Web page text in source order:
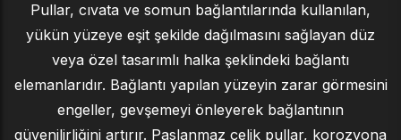
Pullar, cıvata ve somun bağlantılarında kullanılan,
yükün yüzeye eşit şekilde dağılmasını sağlayan düz
veya özel tasarımlı halka şeklindeki bağlantı
elemanlarıdır. Bağlantı yapılan yüzeyin zarar görmesini
engeller, gevşemeyi önleyerek bağlantının
güvenilirliğini artırır. Paslanmaz çelik pullar, korozyona